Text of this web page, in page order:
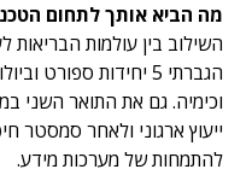
מה הביא אותך לתחום
השילוב בין עולמות הבריאות
הגברתי 5 יחידות
וכימיה. גם את התואר השני
ייעוץ ארגוני ולאחר סמסטר
להתמחות של מערכות מידע.